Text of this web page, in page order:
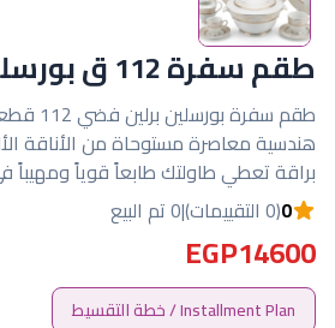
طقم سفرة 112 ق بورسلين برلين فضى
طقم سفرة
هندسية معاصرة مستوحاة من الأناقة
براقة تعطي طاولتك طابعاً قوياً ومهيباً
0(0 التقييمات) |0 تم البيع
EGP14600
Installment Plan / خطة التقسيط